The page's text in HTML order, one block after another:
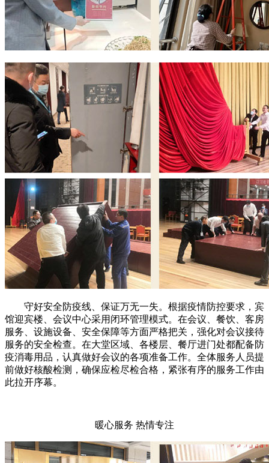
守好安全防疫线、保证万无一失。根据疫情防控要求，宾
馆迎宾楼、会议中心采用闭环管理模式。在会议、餐饮、客房
服务、设施设备、安全保障等方面严格把关，强化对会议接待
服务的安全检查。在大堂区域、各楼层、餐厅进门处都配备防
疫消毒用品，认真做好会议的各项准备工作。全体服务人员提
前做好核酸检测，确保应检尽检合格，紧张有序的服务工作由
此拉开序幕。
暖心服务 热情专注